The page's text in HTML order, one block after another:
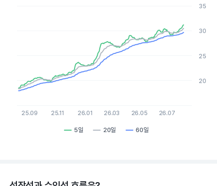
The chart has 1 X axis displaying Time. Data ranges from
The chart has 1 Y axis displaying values. Data ranges from
5일 20일 60일
25.09 25.11 26.01 26.03 26.05 26.07
20
25
30
35